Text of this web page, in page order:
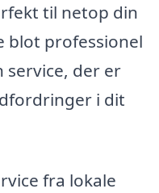
til netop din
blot professionel
service, der er
i dit
fra lokale